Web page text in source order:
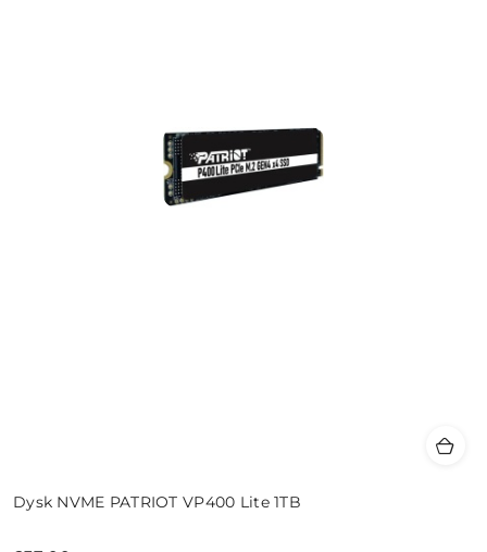
Dysk NVME PATRIOT VP400 Lite 1TB